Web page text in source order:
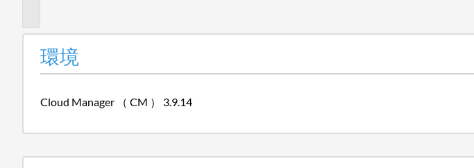
環境
Cloud Manager （ CM ） 3.9.14